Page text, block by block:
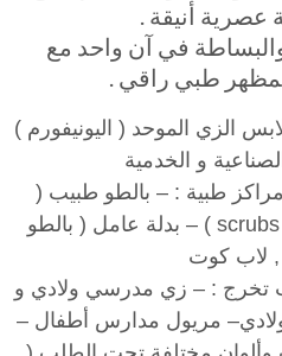
عصرية أنيقة .
في آن واحد مع
طبي راقي .
الزي الموحد ( اليونيفورم )
و الخدمية
طبية : – بالطو طبيب (
بدلة عامل ( بالطو
, لاب كوت
تخرج : – زي مدرسي ولادي و
– مريول مدارس أطفال –